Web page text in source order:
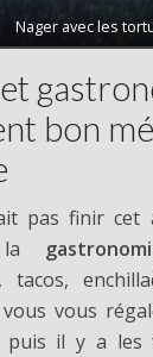
Nager avec les
bon
pas finir cet
la
tacos,
vous
puis il y a les